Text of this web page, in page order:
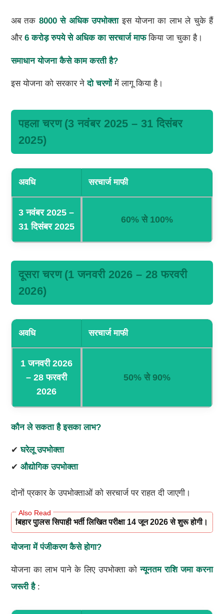
अब तक 8000 से अधिक उपभोक्ताइस योजना का लाभ ले चुके हैं
और 6 करोड़ रुपये से अधिक का सरचार्ज माफकिया जा चुका है।
समाधान योजना कैसे काम करती है?
इस योजना को सरकार नेदो चरणोंमें लागू किया है।
पहला चरण (3 नवंबर 2025 – 31 दिसंबर
2025)
अवधि सरचार्ज माफी
3 नवंबर 2025 –
31 दिसंबर 2025
60% से 100%
दूसरा चरण (1 जनवरी 2026 – 28 फरवरी
2026)
अवधि सरचार्ज माफी
1 जनवरी 2026
– 28 फरवरी
2026
50% से 90%
कौन ले सकता है इसका लाभ?
✔घरेलू उपभोक्ता
✔ औद्योगिक उपभोक्ता
दोनों प्रकार के उपभोक्ताओं को सरचार्ज पर राहत दी जाएगी।
बिहार पुलिस सिपाही भर्ती लिखित परीक्षा 14 जून 2026 से शुरू होगी।
योजना में पंजीकरण कैसे होगा?
योजना का लाभ पाने के लिए उपभोक्ता कोन्यूनतम राशि जमा करना
जरूरी है: